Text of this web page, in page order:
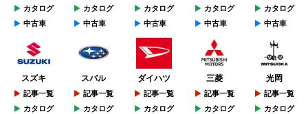
カタログ
中古車
カタログ
中古車
カタログ
中古車
カタログ
中古車
カタログ
中古車
スズキ
記事一覧
カタログ
スバル
記事一覧
カタログ
ダイハツ
記事一覧
カタログ
三菱
記事一覧
カタログ
光岡
記事一覧
カタログ